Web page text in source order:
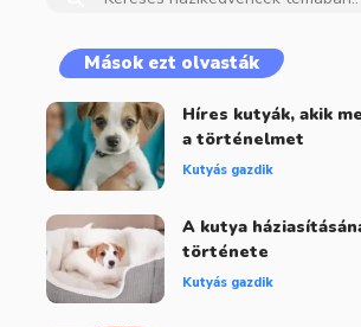
Mások ezt olvasták
Híres kutyák, akik
a történelmet
Kutyás gazdik
A kutya
története
Kutyás gazdik